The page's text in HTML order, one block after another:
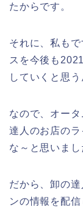
たからです。
それに、私も
スを今後も
していくと思
なので、オー
達人のお店の
な～と思いまし
だから、卸の
ンの情報を配